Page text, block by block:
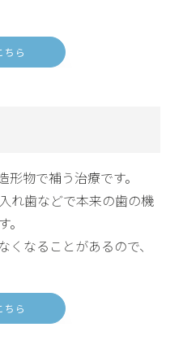
ちら
物で補う治療です。
れ歯などで本来の歯の機
なることがあるので、
ちら